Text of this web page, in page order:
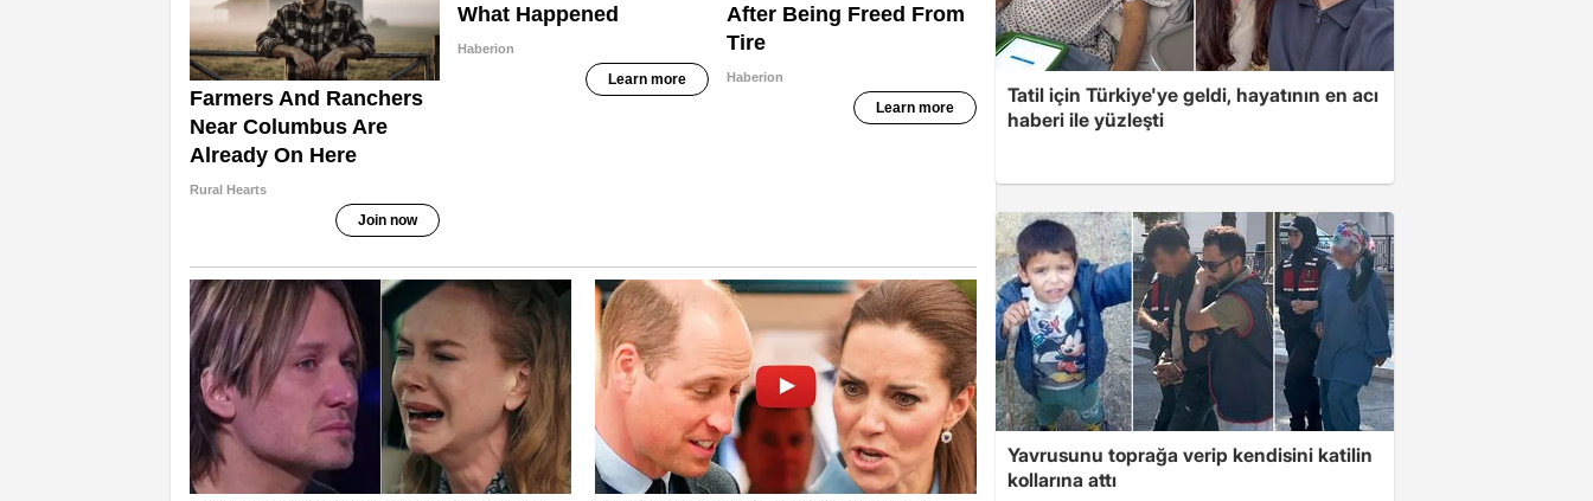
Tatil için Türkiye'ye geldi, hayatının en acı
haberi ile yüzleşti
Yavrusunu toprağa verip kendisini katilin
kollarına attı